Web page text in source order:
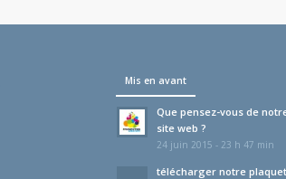
Mis en avant
Que pensez-vous de
site web ?
24 juin 2015 - 23 h 47 min
télécharger notre